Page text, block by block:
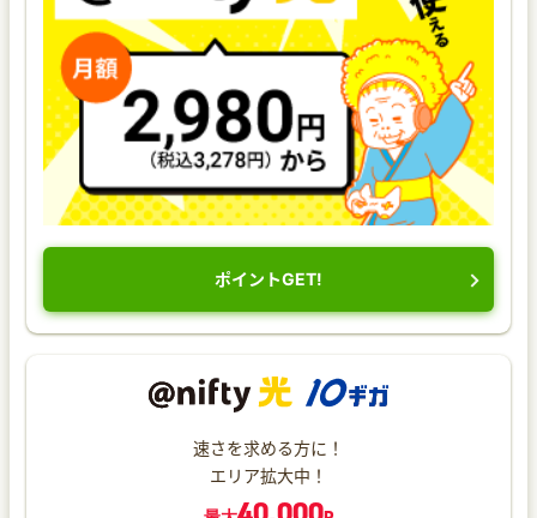
ポイントGET!
速さを求める方に！
エリア拡大中！